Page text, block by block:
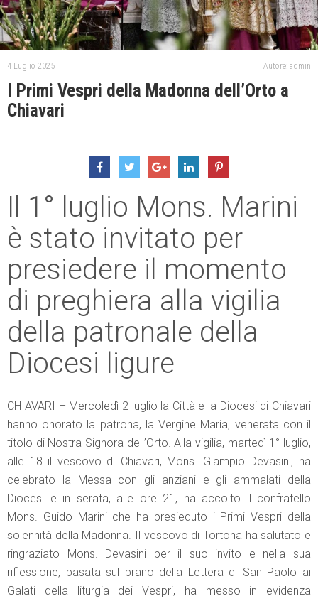
4 Luglio 2025 Autore: admin
I Primi Vespri della Madonna dell’Orto a
Chiavari
Il 1° luglio Mons. Marini
è stato invitato per
presiedere il momento
di preghiera alla vigilia
della patronale della
Diocesi ligure
CHIAVARI – Mercoledì 2 luglio la Città e la Diocesi di Chiavari
hanno onorato la patrona, la Vergine Maria, venerata con il
titolo di Nostra Signora dell’Orto. Alla vigilia, martedì 1° luglio,
alle 18 il vescovo di Chiavari, Mons. Giampio Devasini, ha
celebrato la Messa con gli anziani e gli ammalati della
Diocesi e in serata, alle ore 21, ha accolto il confratello
Mons. Guido Marini che ha presieduto i Primi Vespri della
solennità della Madonna. Il vescovo di Tortona ha salutato e
ringraziato Mons. Devasini per il suo invito e nella sua
riflessione, basata sul brano della Lettera di San Paolo ai
Galati della liturgia dei Vespri, ha messo in evidenza